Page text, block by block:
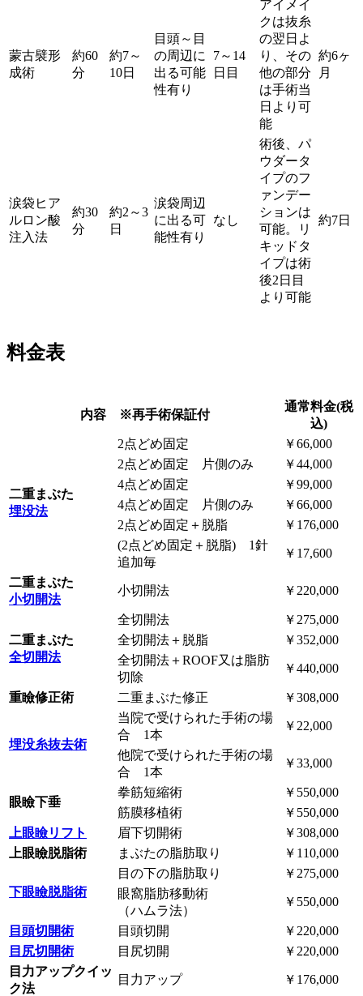
蒙古襞形
成術
約60
分
約7～
10日
目頭～目
の周辺に
出る可能
性有り
7～14
日目
アイメイ
クは抜糸
の翌日よ
り、その
他の部分
は手術当
日より可
能
約6ヶ
月
涙袋ヒア
ルロン酸
注入法
約30
分
約2～3
日
涙袋周辺
に出る可
能性有り
なし
術後、パ
ウダータ
イプのフ
ァンデー
ションは
可能。リ
キッドタ
イプは術
後2日目
より可能
約7日
料金表
内容 ※再手術保証付
通常料金(税
込)
二重まぶた
埋没法
2点どめ固定
￥66,000
2点どめ固定 片側のみ
￥44,000
4点どめ固定
￥99,000
4点どめ固定 片側のみ
￥66,000
2点どめ固定＋脱脂
￥176,000
(2点どめ固定＋脱脂) 1針
追加毎
￥17,600
二重まぶた
小切開法
小切開法 ￥220,000
二重まぶた
全切開法
全切開法
￥275,000
全切開法＋脱脂
￥352,000
全切開法＋ROOF又は脂肪
切除
￥440,000
重瞼修正術 二重まぶた修正 ￥308,000
埋没糸抜去術
当院で受けられた手術の場
合 1本
￥22,000
他院で受けられた手術の場
合 1本
￥33,000
眼瞼下垂
拳筋短縮術
￥550,000
筋膜移植術
￥550,000
上眼瞼リフト
眉下切開術
￥308,000
上眼瞼脱脂術
まぶたの脂肪取り ￥110,000
下眼瞼脱脂術
目の下の脂肪取り
￥275,000
眼窩脂肪移動術
（ハムラ法）
￥550,000
目頭切開術 目頭切開
￥220,000
目尻切開術
目尻切開
￥220,000
目力アップクイッ
ク法
目力アップ ￥176,000